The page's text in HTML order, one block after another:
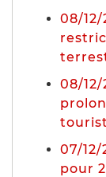
08/12/
08/12/
07/12/
pour